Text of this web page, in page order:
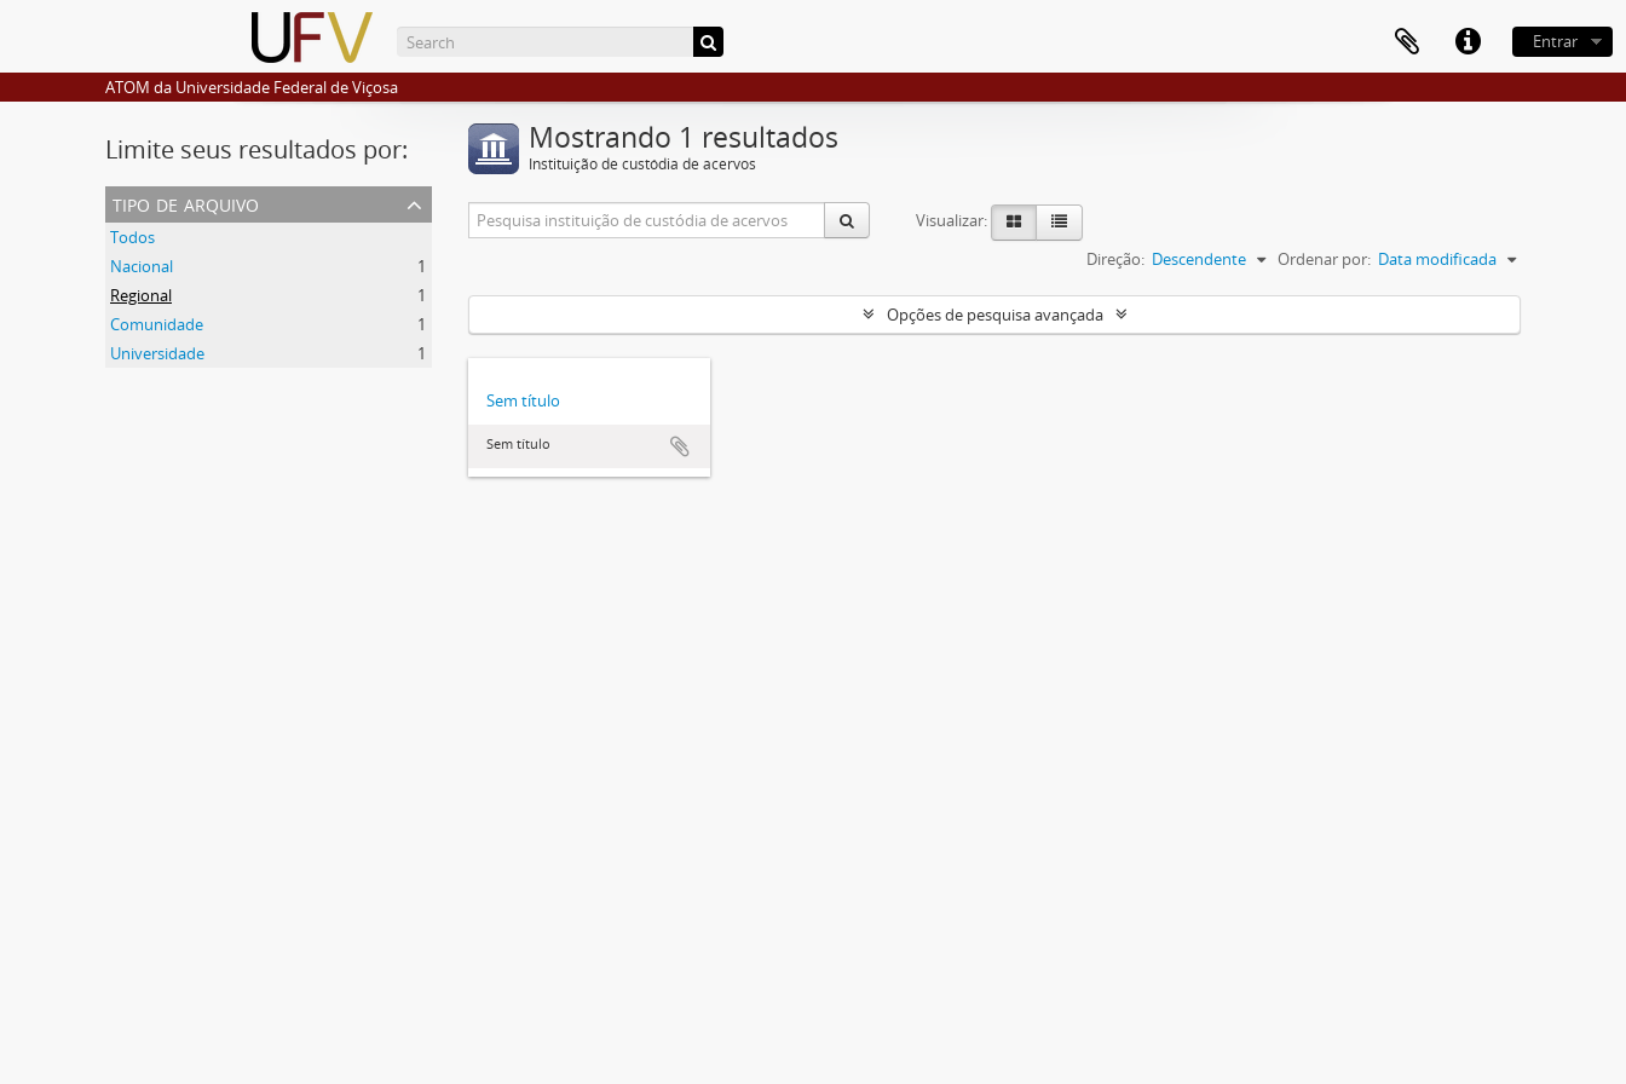
Entrar
ATOM da Universidade Federal de Viçosa
Limite seus resultados por:
tipo de arquivo
Todos
Nacional
1
Regional
1
Comunidade
1
Universidade
1
Mostrando 1 resultados
Instituição de custódia de acervos
Visualizar:
Ordenar por: Data modificada
Direção: Descendente
Opções de pesquisa avançada
Sem título
Sem título